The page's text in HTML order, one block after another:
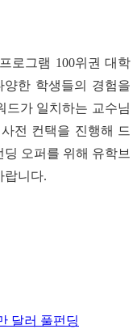
로그램 100위권 대학
한 학생들의 경험을
드가 일치하는 교수님
전 컨택을 진행해 드
오퍼를 위해 유학브
랍니다.